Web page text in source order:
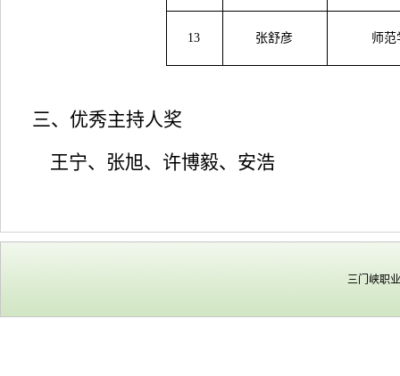
13 张舒彦 师范
三、 优秀主持人奖
王宁、张旭、许博毅、安浩
三门峡职